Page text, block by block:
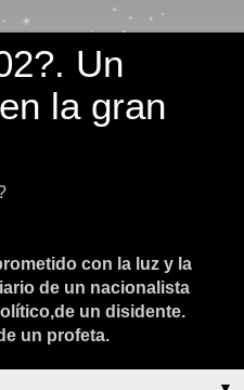
Un
la gran
con la luz y la
de un nacionalista
un disidente.
un profeta.